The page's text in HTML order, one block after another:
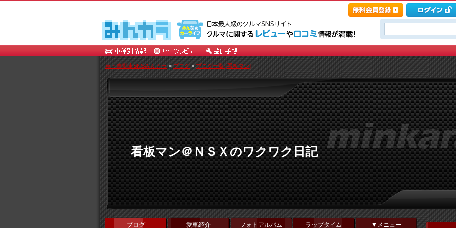
車・自動車SNSみんカラ>ブログ>ブログ一覧 [看板マン]
看板マン＠ＮＳＸのワクワク日記
ブログ 愛車紹介 フォトアルバム ラップタイム ▼メニュー